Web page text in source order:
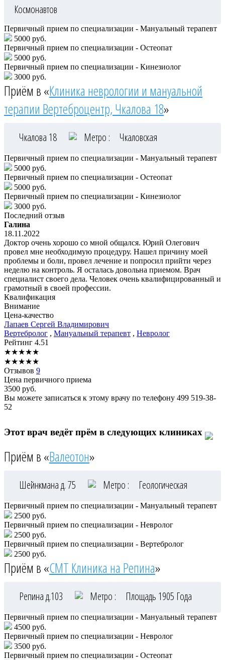
Космонавтов
Первичный прием по специализации - Мануальный терапевт
5000 руб.
Первичный прием по специализации - Остеопат
5000 руб.
Первичный прием по специализации - Кинезиолог
3000 руб.
Приём в «Клиника неврологии и мануальной
терапии Вертеброцентр, Чкалова 18»
Чкалова 18 Метро : Чкаловская
Первичный прием по специализации - Мануальный терапевт
5000 руб.
Первичный прием по специализации - Остеопат
5000 руб.
Первичный прием по специализации - Кинезиолог
3000 руб.
Последний отзыв
Галина
18.11.2022
Доктор очень хорошо со мной общался. Юрий Олегович
провел мне необходимую процедуру. Нашел причину моей
проблемы и боли, провел лечение и попросил прийти через
неделю на контроль. Я осталась довольна приемом. Врач
специалист своего дела. Человек очень квалифицированный и
грамотный в своей профессии.
Квалификация
Внимание
Цена-качество
Лапаев Сергей Владимирович
Вертебролог , Мануальный терапевт , Невролог
Рейтинг 4.51
★★★★★
★★★★★
Отзывов 9
Цена первичного приема
3500 руб.
Вы можете записаться к этому врачу по телефону 499 519-38-
52
Этот врач ведёт прём в следующих клиниках
Приём в «Валеотон»
Шейнкмана д. 75 Метро : Геологическая
Первичный прием по специализации - Мануальный терапевт
2500 руб.
Первичный прием по специализации - Невролог
2500 руб.
Первичный прием по специализации - Вертебролог
2500 руб.
Приём в «СМТ Клиника на Репина»
Репина д.103 Метро : Площадь 1905 Года
Первичный прием по специализации - Мануальный терапевт
4500 руб.
Первичный прием по специализации - Невролог
3500 руб.
Первичный прием по специализации - Остеопат